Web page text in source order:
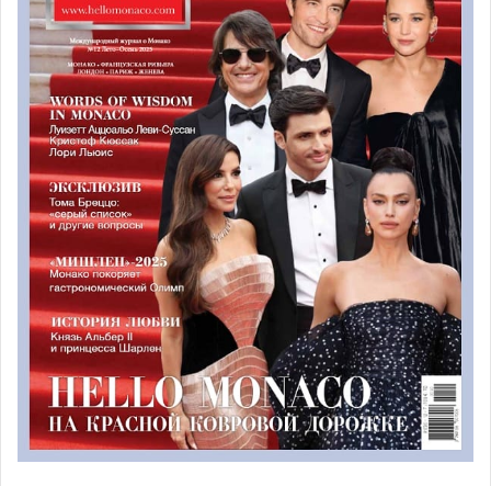
Клаудия Кардинале, в 2011 году удостоившаяся
российского «Золотого орла» за вклад в
мировой кинематограф. Среди лауреатов премии также
оказалась супружеская пара итальянских художников-
постановщиков Данте Феррети и Франческа Ло Скьяво,
которые не один раз работали бок о бок над
картинами, ставшими популярными во всем мире.
Франческа уже является обладательницей трех
«Оскаров» и известна по фильмам «Золушка» (2015),
«Хранитель времени» (2011), «Остров проклятых»
(2009), «Авиатор» (2004) и другим. Работа
Данте Феррети также не осталась без внимания
Американской киноакадемии – художник
был номинирован на «Оскар» восемь раз, три из
которых он получал золотую статуэтку.